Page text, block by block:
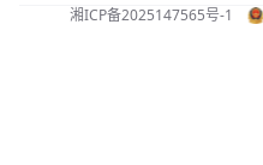
湘ICP备2025147565号-1